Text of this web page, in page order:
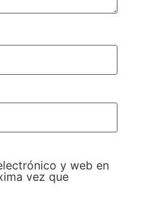
y web en
vez que